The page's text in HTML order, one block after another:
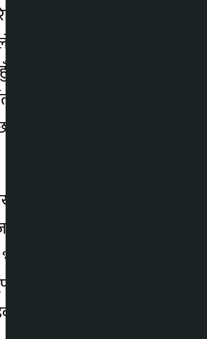
सडक निर्माण योजनाको
भएको छ । कञ्चनपुरको
। निर्माणको काम सुस्त
सबैतिर ट्रयाक खोल्ने काम
इञ्जिनियर घतानीले भने,
ठेक्का सम्झौता भए पनि
टुङ्गोमा लगाउन नसक्दा
भएको छ”, उनले भने, “रुख
छ । उक्त १५ किलोमिटर
योजनाले करिडोरअन्तर्गत